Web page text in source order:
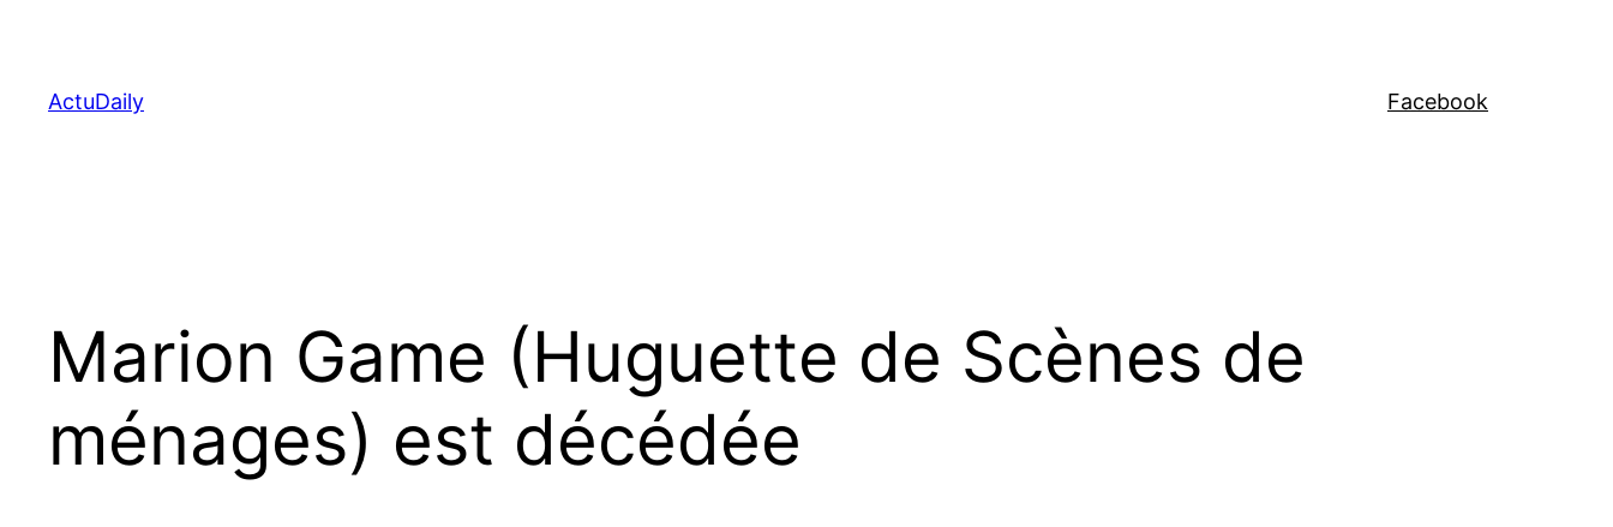
contenu
ActuDaily Facebook
Marion Game (Huguette de Scènes de
ménages) est décédée